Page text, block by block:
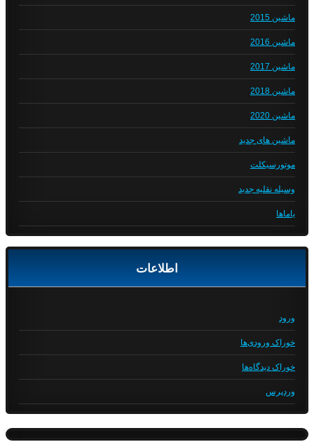
ماشین 2015
ماشین 2016
ماشین 2017
ماشین 2018
ماشین 2020
ماشین های جدید
موتورسیکلت
وسیله نقلیه جدید
یاماها
اطلاعات
ورود
خوراک ورودی‌ها
خوراک دیدگاه‌ها
وردپرس